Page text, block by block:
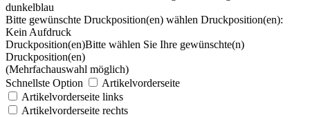
dunkelblau
Bitte gewünschte Druckposition(en) wählen Druckposition(en):
Kein Aufdruck
Druckposition(en)Bitte wählen Sie Ihre gewünschte(n)
Druckposition(en)
(Mehrfachauswahl möglich)
Schnellste Option
Artikelvorderseite
Artikelvorderseite links
Artikelvorderseite rechts